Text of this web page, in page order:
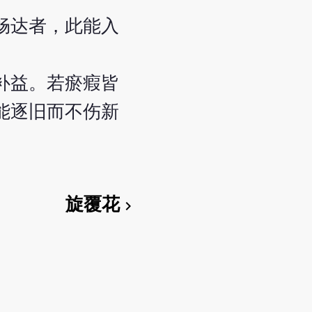
达者，此能入
益。若瘀瘕皆
逐旧而不伤新
旋覆花chevron_right